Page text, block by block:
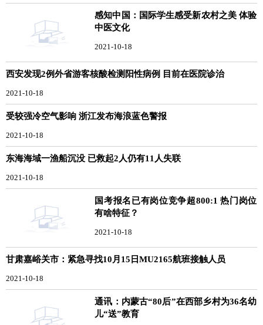
感知中国：国际学生感受新农村之美 体验
中医文化
2021-10-18
西安发现2例外省游客核酸检测阳性病例 目前在医院诊治
2021-10-18
受较强冷空气影响 浙江发布海浪蓝色警报
2021-10-18
东海海域一渔船沉没 已救起2人仍有11人失联
2021-10-18
国考报名已有岗位竞争超800:1 热门岗位
有啥特征？
2021-10-18
甘肃嘉峪关市：紧急寻找10月15日MU2165航班接触人员
2021-10-18
通讯：内蒙古“80后”在西部乡村为36名幼
儿“送”教育